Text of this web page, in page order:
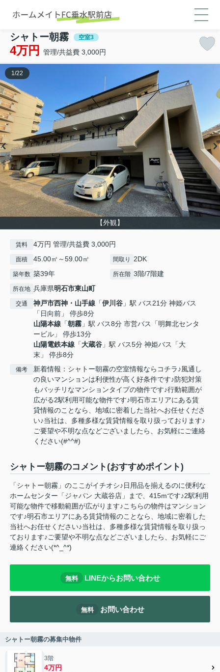
シャトー朝霧 空室3
4万円 管理/共益費 3,000円
【外観】
1/22
賃料 4万円 管理/共益費 3,000円
面積 45.00㎡～59.00㎡ 間取り 2DK
築年数 築39年 所在階 3階/7階建
所在地 兵庫県明石市東山町
交通 神戸市西神・山手線 「伊川谷 」駅 バス21分 神姫バス
「日向前」 停歩8分
山陽本線 「朝霧 」駅 バス8分 市営バス「明舞北センタ
ービル」 停歩13分
山陽電鉄本線 「大蔵谷 」駅 バス5分 神姫バス「大
末」 停歩8分
備考
新着情報：シャトー朝霧の空室情報ならコチラ♪風通し
の良いマンションは利便性が高く好条件です♪防犯対策
もバッチリなマンションタイプの物件です♪行動範囲が
広がる2駅利用可能な物件です♪明石市エリアにある賃
貸情報のことなら、地域に密着した当社へお任せくださ
い♪当社は、多種多様な賃貸情報を取り扱っております♪
ご要望や不明な点などございましたら、お気軽にご連絡
ください(#^^#)
シャトー朝霧のコメント(おすすめポイント)
「シャトー朝霧」のここがイチオシ♪日用品を揃えるのに便利な
ホームセンター「ジャパン 大蔵谷店」まで、415mです♪2駅利用
可能な物件で移動範囲が広がります♪こちらの物件はマンション
です♪明石市エリアにある賃貸情報のことなら、地域に密着した
当社へお任せください♪当社は、多種多様な賃貸情報を取り扱っ
ております♪ご要望や不明な点などございましたら、お気軽にご
連絡ください(*^_^*)
無料 LINEからお問い合わせ
無料 お問い合わせ
シャトー朝霧の募集中物件
3階
4万円